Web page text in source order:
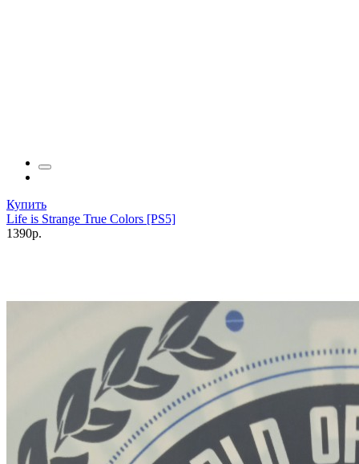
Купить
Life is Strange True Colors [PS5]
1390р.